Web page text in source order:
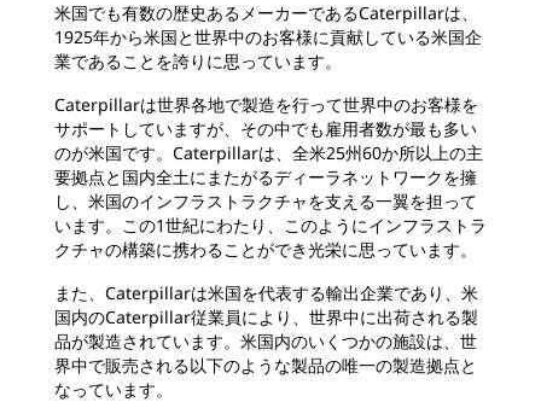
米国でも有数の歴史あるメーカーであるCaterpillarは、
1925年から米国と世界中のお客様に貢献している米国企
業であることを誇りに思っています。
Caterpillarは世界各地で製造を行って世界中のお客様を
サポートしていますが、その中でも雇用者数が最も多い
のが米国です。Caterpillarは、全米25州60か所以上の主
要拠点と国内全土にまたがるディーラネットワークを擁
し、米国のインフラストラクチャを支える一翼を担って
います。この1世紀にわたり、このようにインフラストラ
クチャの構築に携わることができ光栄に思っています。
また、Caterpillarは米国を代表する輸出企業であり、米
国内のCaterpillar従業員により、世界中に出荷される製
品が製造されています。米国内のいくつかの施設は、世
界中で販売される以下のような製品の唯一の製造拠点と
なっています。